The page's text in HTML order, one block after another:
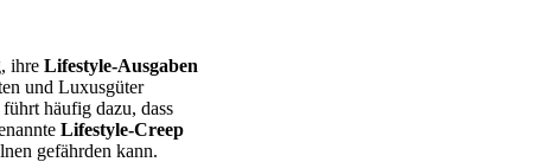
ihre Lifestyle-Ausgaben
und Luxusgüter
führt häufig dazu, dass
Lifestyle-Creep
gefährden kann.